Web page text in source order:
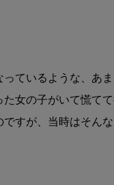
ているような、あ
女の子がいて慌て
すが、当時はそん